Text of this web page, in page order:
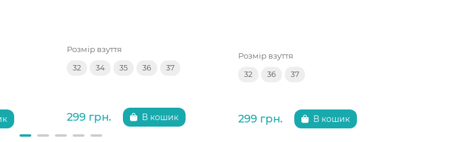
Розмір взуття
32 34 35 36 37
299 грн. В кошик
Розмір взуття
32 36 37
299 грн. В кошик